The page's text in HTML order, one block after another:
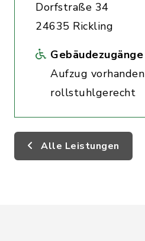
Dorfstraße 34
24635 Rickling
Gebäudezugänge
Aufzug vorhanden
rollstuhlgerecht
Alle Leistungen